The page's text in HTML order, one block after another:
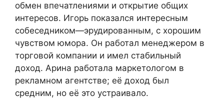
обмен впечатлениями и открытие общих
интересов. Игорь показался интересным
собеседником—эрудированным, с хорошим
чувством юмора. Он работал менеджером в
торговой компании и имел стабильный
доход. Арина работала маркетологом в
рекламном агентстве; её доход был
средним, но её это устраивало.